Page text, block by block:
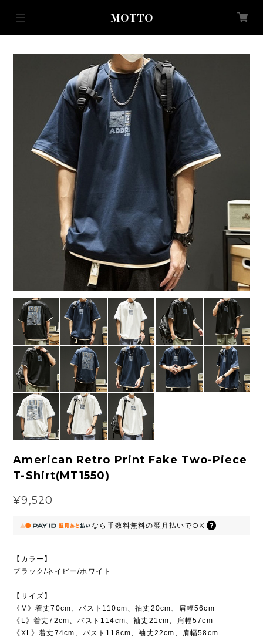
MOTTO
American Retro Print Fake Two-Piece
T-Shirt(MT1550)
¥9,520
なら 手数料無料の翌月払いでOK
【カラー】
ブラック/ネイビー/ホワイト
【サイズ】
《M》着丈70cm、バスト110cm、袖丈20cm、肩幅56cm
《L》着丈72cm、バスト114cm、袖丈21cm、肩幅57cm
《XL》着丈74cm、バスト118cm、袖丈22cm、肩幅58cm